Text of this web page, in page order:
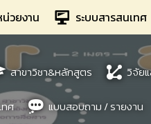
วยงาน ระบบสารสนเทศ
สาขาวิชา&หลักสูตร วิจัย
ทศ แบบสอบถาม / รายงาน